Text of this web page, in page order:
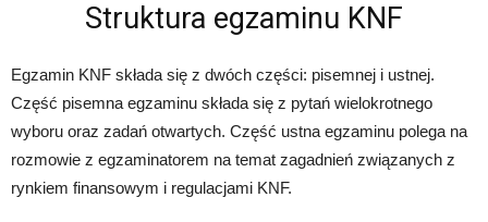
Struktura egzaminu KNF
Egzamin KNF składa się z dwóch części: pisemnej i ustnej.
Część pisemna egzaminu składa się z pytań wielokrotnego
wyboru oraz zadań otwartych. Część ustna egzaminu polega na
rozmowie z egzaminatorem na temat zagadnień związanych z
rynkiem finansowym i regulacjami KNF.